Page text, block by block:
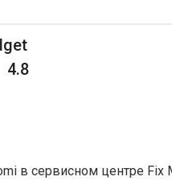
4.8
в сервисном центре Fix